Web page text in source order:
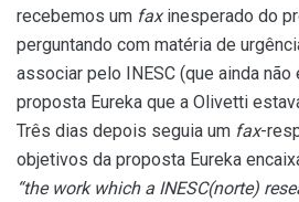
recebemos um faxinesperado do
perguntando com matéria de
associar pelo INESC (que ainda não
proposta Eureka que a Olivetti
Três dias depois seguia um fax-
objetivos da proposta Eureka
“the work which a INESC(norte)